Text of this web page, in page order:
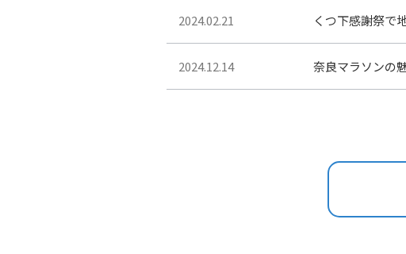
2024.02.21 くつ下感謝祭で
2024.12.14 奈良マラソンの